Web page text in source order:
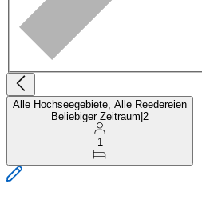
Alle Hochseegebiete, Alle Reedereien
Beliebiger Zeitraum 2
1